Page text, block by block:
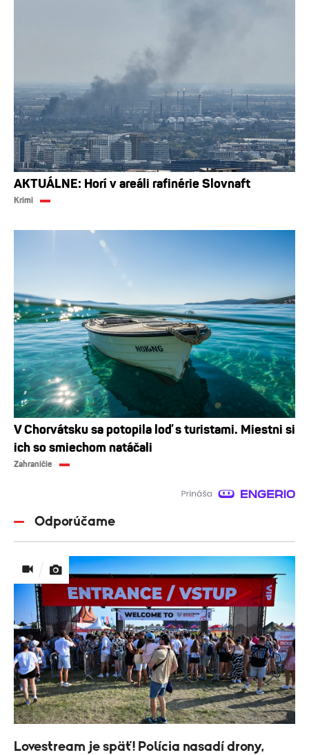
AKTUÁLNE: Horí v areáli rafinérie Slovnaft
Krimi
V Chorvátsku sa potopila loď s turistami. Miestni si
ich so smiechom natáčali
Zahraničie
Odporúčame
Lovestream je späť! Polícia nasadí drony,